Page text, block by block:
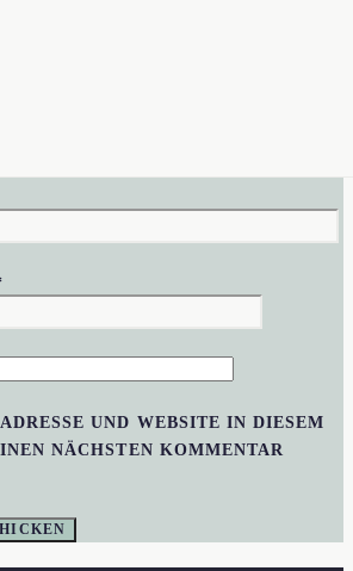
UND WEBSITE IN DIESEM
NÄCHSTEN KOMMENTAR